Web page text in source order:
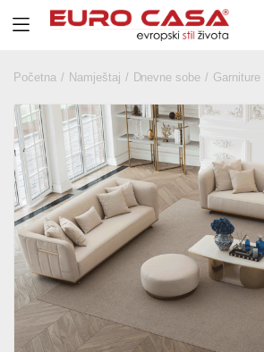
Početna Namještaj Dnevne sobe Garniture